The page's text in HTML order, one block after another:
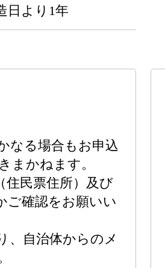
日より1年
なる場合もお申込
まかねます。
住民票住所）及び
ご確認をお願いい
、自治体からのメ